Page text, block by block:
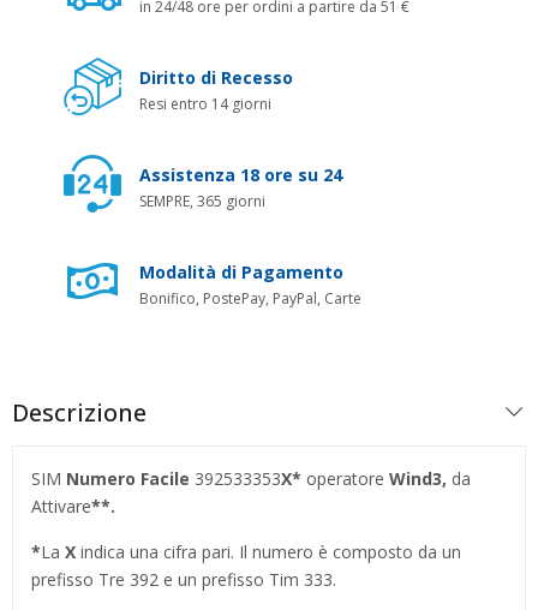
in 24/48 ore per ordini a partire da 51 €
Diritto di Recesso
Resi entro 14 giorni
Assistenza 18 ore su 24
SEMPRE, 365 giorni
Modalità di Pagamento
Bonifico, PostePay, PayPal, Carte
Descrizione
SIM Numero Facile 392533353X* operatore Wind3, da
Attivare**.
*La X indica una cifra pari. Il numero è composto da un
prefisso Tre 392 e un prefisso Tim 333.